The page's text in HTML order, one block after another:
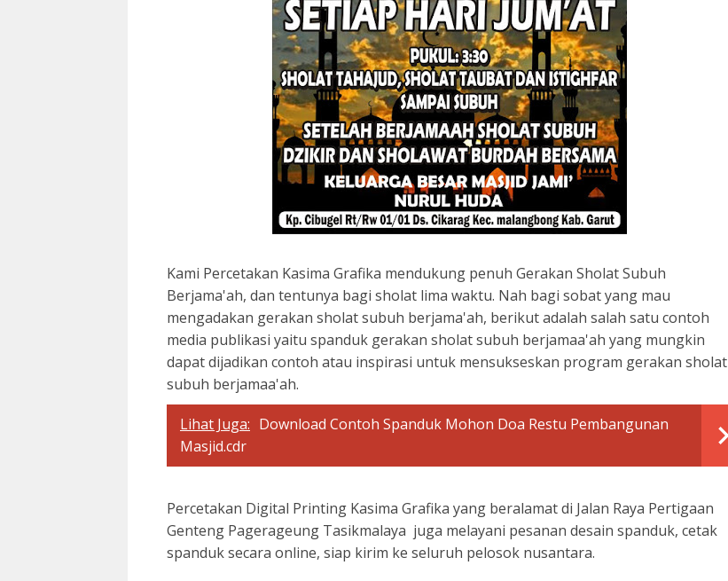
Kami Percetakan Kasima Grafika mendukung penuh Gerakan Sholat Subuh
Berjama'ah, dan tentunya bagi sholat lima waktu. Nah bagi sobat yang mau
mengadakan gerakan sholat subuh berjama'ah, berikut adalah salah satu contoh
media publikasi yaitu spanduk gerakan sholat subuh berjamaa'ah yang mungkin
dapat dijadikan contoh atau inspirasi untuk mensukseskan program gerakan sholat
subuh berjamaa'ah.
Lihat Juga: Download Contoh Spanduk Mohon Doa Restu Pembangunan
Masjid.cdr
Percetakan Digital Printing Kasima Grafika yang beralamat di Jalan Raya Pertigaan
Genteng Pagerageung Tasikmalaya juga melayani pesanan desain spanduk, cetak
spanduk secara online, siap kirim ke seluruh pelosok nusantara.